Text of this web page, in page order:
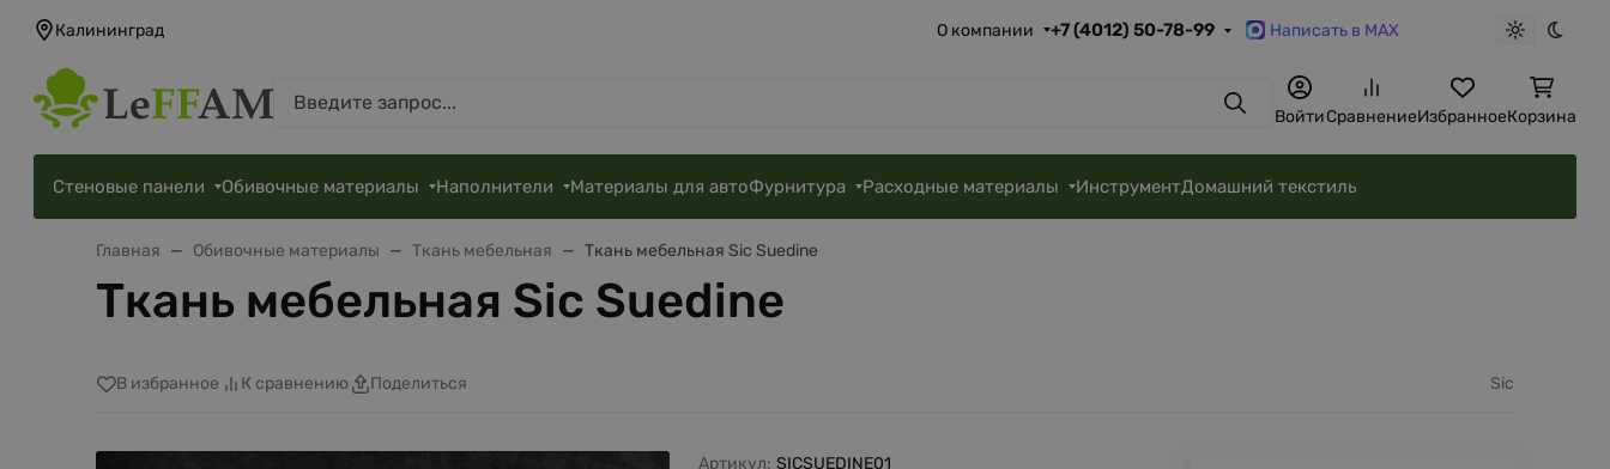
Калининград О компании +7 (4012) 50-78-99 Написать в MAX
Светлая
ПоискВойтиСравнениеИзбранноеКорзина
Стеновые панели Обивочные материалы Наполнители Материалы для автоФурнитура Расходные материалы ИнструментДомашний текстиль
Главная Обивочные материалы Ткань мебельная Ткань мебельная Sic Suedine
Ткань мебельная Sic Suedine
В избранное К сравнению Поделиться Sic
Артикул: SICSUEDINE01